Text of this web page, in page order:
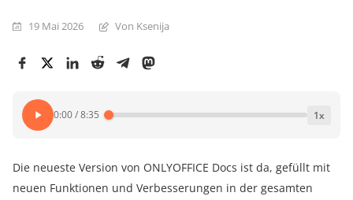
19 Mai 2026 Von Ksenija
0:00/8:35 1x
Die neueste Version von ONLYOFFICE Docs ist da, gefüllt mit
neuen Funktionen und Verbesserungen in der gesamten